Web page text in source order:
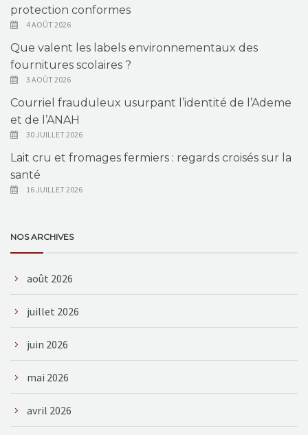
protection conformes
4 AOÛT 2026
Que valent les labels environnementaux des
fournitures scolaires ?
3 AOÛT 2026
Courriel frauduleux usurpant l’identité de l’Ademe
et de l’ANAH
30 JUILLET 2026
Lait cru et fromages fermiers : regards croisés sur la
santé
16 JUILLET 2026
NOS ARCHIVES
août 2026
juillet 2026
juin 2026
mai 2026
avril 2026